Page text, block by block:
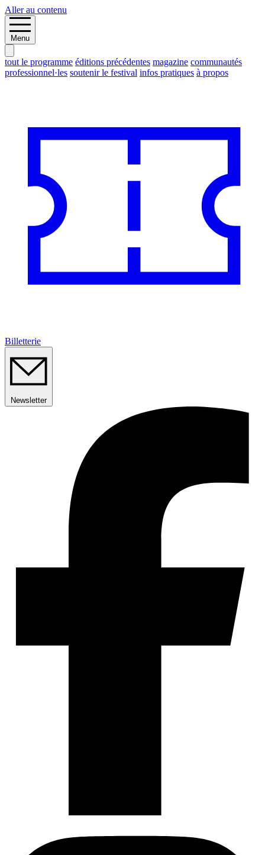
Aller au contenu
Menu
tout le programme éditions précédentes magazine communautés
professionnel·les soutenir le festival infos pratiques à propos
Billetterie
Newsletter